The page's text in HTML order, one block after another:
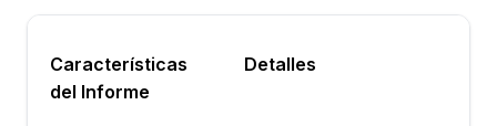
Características
del Informe
Detalles